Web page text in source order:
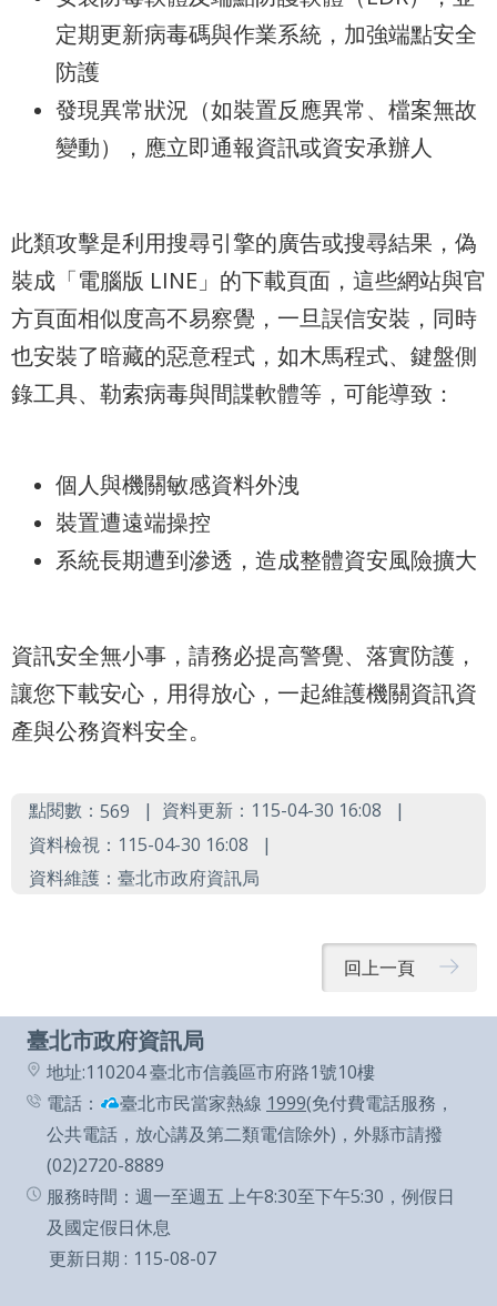
於
網
站
導
覽
English
情
問
答
台
通
政
料
開
告
定期更新病毒碼與作業系統，加強端點安全
防護
發現異常狀況（如裝置反應異常、檔案無故
變動），應立即通報資訊或資安承辦人
此類攻擊是利用搜尋引擎的廣告或搜尋結果，偽
裝成「電腦版 LINE」的下載頁面，這些網站與官
方頁面相似度高不易察覺，一旦誤信安裝，同時
也安裝了暗藏的惡意程式，如木馬程式、鍵盤側
錄工具、勒索病毒與間諜軟體等，可能導致：
個人與機關敏感資料外洩
裝置遭遠端操控
系統長期遭到滲透，造成整體資安風險擴大
資訊安全無小事，請務必提高警覺、落實防護，
讓您下載安心，用得放心，一起維護機關資訊資
產與公務資料安全。
點閱數： 569
資料更新：115-04-30 16:08
資料檢視：115-04-30 16:08
資料維護：臺北市政府資訊局
回上一頁
臺北市政府資訊局
地址:110204 臺北市信義區市府路1號10樓
電話：
臺北市民當家熱線 1999(免付費電話服務，
公共電話，放心講及第二類電信除外)，外縣市請撥
(02)2720-8889
服務時間：週一至週五 上午8:30至下午5:30，例假日
及國定假日休息
更新日期
115-08-07